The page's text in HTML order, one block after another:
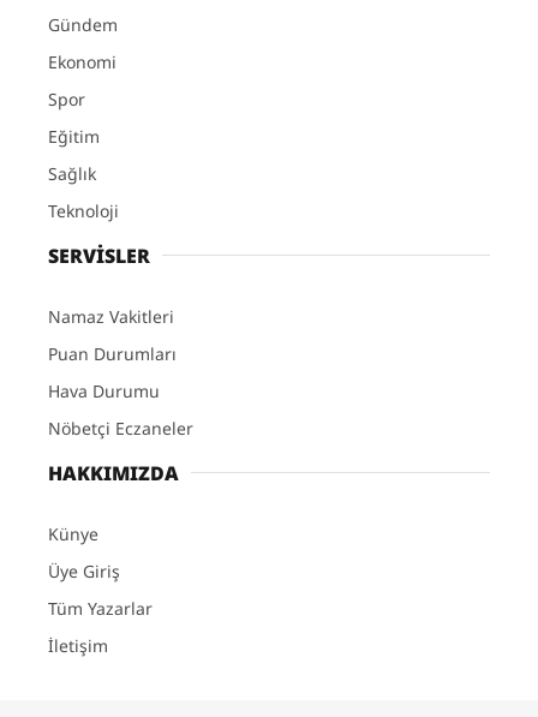
Gündem
Ekonomi
Spor
Eğitim
Sağlık
Teknoloji
SERVİSLER
Namaz Vakitleri
Puan Durumları
Hava Durumu
Nöbetçi Eczaneler
HAKKIMIZDA
Künye
Üye Giriş
Tüm Yazarlar
İletişim